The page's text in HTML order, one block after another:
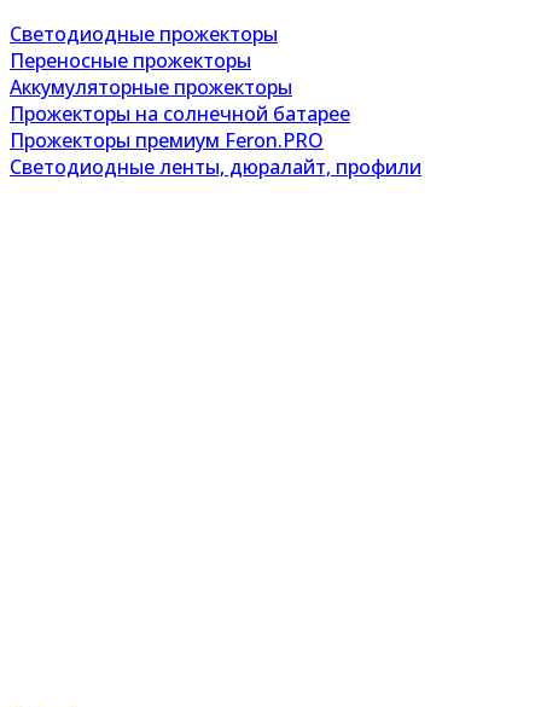
Светодиодные прожекторы
Переносные прожекторы
Аккумуляторные прожекторы
Прожекторы на солнечной батарее
Прожекторы премиум Feron.PRO
Светодиодные ленты, дюралайт, профили